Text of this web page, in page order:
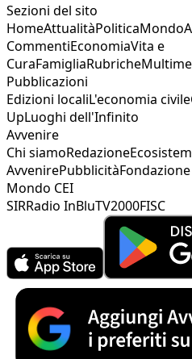
Sezioni del sito
HomeAttualitàPoliticaMondo
CommentiEconomiaVita e
CuraFamigliaRubriche
Pubblicazioni
Edizioni localiL'economia civile
UpLuoghi dell'Infinito
Avvenire
Chi siamoRedazione
AvvenirePubblicità
Mondo CEI
SIRRadio InBluTV2000FISC